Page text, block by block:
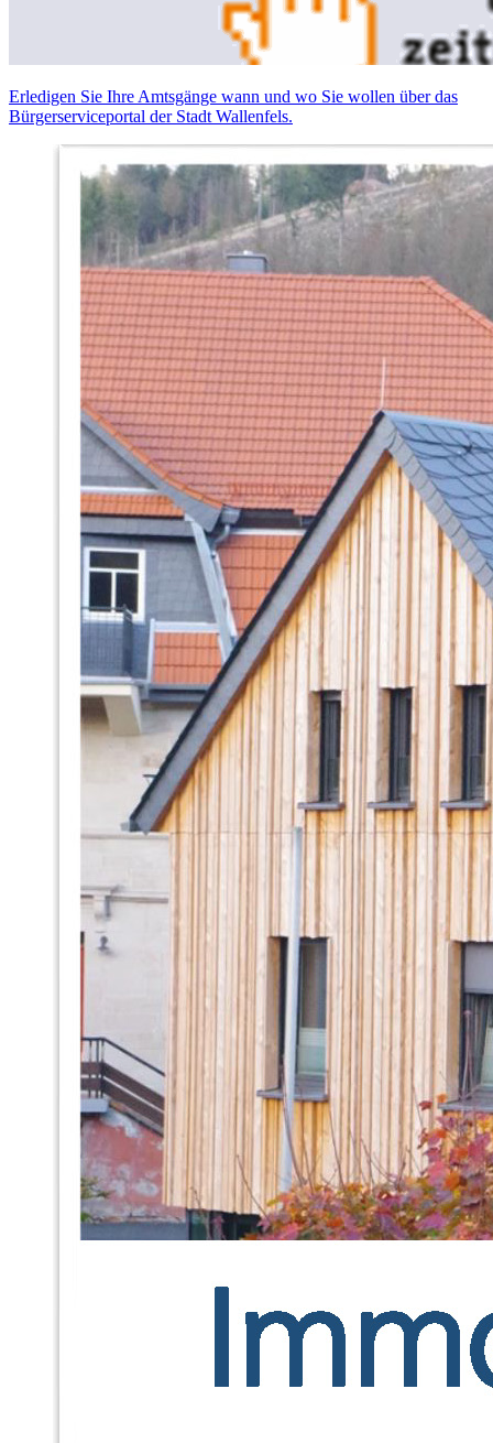
Erledigen Sie Ihre Amtsgänge wann und wo Sie wollen über das
Bürgerserviceportal der Stadt Wallenfels.